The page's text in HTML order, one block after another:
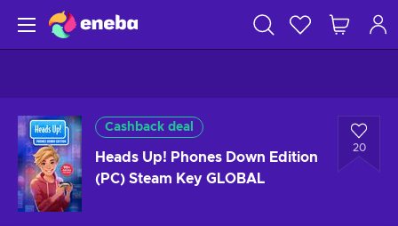
Cashback deal
Heads Up! Phones Down Edition
(PC) Steam Key GLOBAL
20